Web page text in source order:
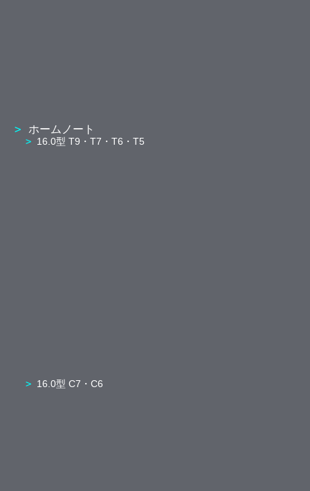
ホームノート
16.0型 T9・T7・T6・T5
16.0型 C7・C6